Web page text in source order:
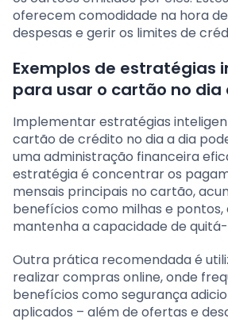
oferecem comodidade na hora
despesas e gerir os limites de
Exemplos de estratégias
para usar o cartão no dia
Implementar estratégias
cartão de crédito no dia a dia
uma administração financeira
estratégia é concentrar os
mensais principais no cartão,
benefícios como milhas e pontos,
mantenha a capacidade de
Outra prática recomendada é
realizar compras online, onde
benefícios como segurança
aplicados – além de ofertas e